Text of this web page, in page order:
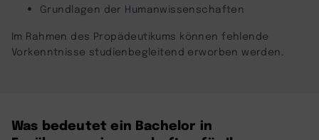
Grundlagen der Humanwissenschaften
Im Rahmen des Propädeutikums können fehlende
Vorkenntnisse studienbegleitend erworben werden.
Was bedeutet ein Bachelor in